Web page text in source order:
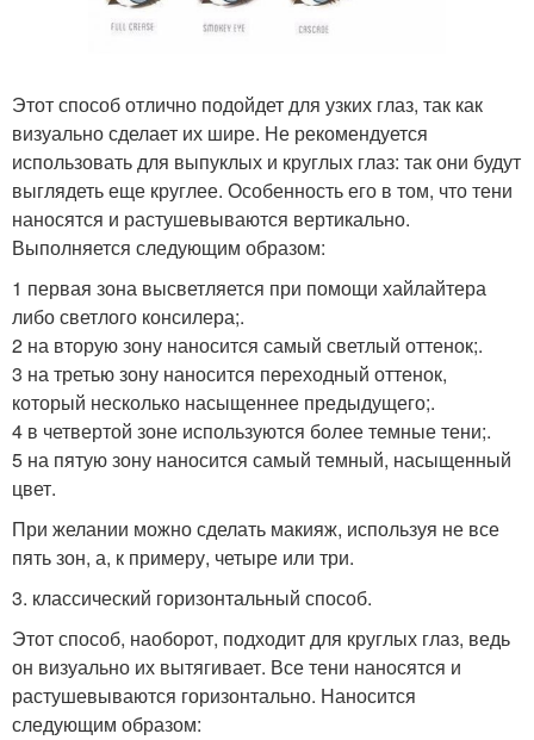
Этот способ отлично подойдет для узких глаз, так как
визуально сделает их шире. Не рекомендуется
использовать для выпуклых и круглых глаз: так они будут
выглядеть еще круглее. Особенность его в том, что тени
наносятся и растушевываются вертикально.
Выполняется следующим образом:
1 первая зона высветляется при помощи хайлайтера
либо светлого консилера;.
2 на вторую зону наносится самый светлый оттенок;.
3 на третью зону наносится переходный оттенок,
который несколько насыщеннее предыдущего;.
4 в четвертой зоне используются более темные тени;.
5 на пятую зону наносится самый темный, насыщенный
цвет.
При желании можно сделать макияж, используя не все
пять зон, а, к примеру, четыре или три.
3. классический горизонтальный способ.
Этот способ, наоборот, подходит для круглых глаз, ведь
он визуально их вытягивает. Все тени наносятся и
растушевываются горизонтально. Наносится
следующим образом: